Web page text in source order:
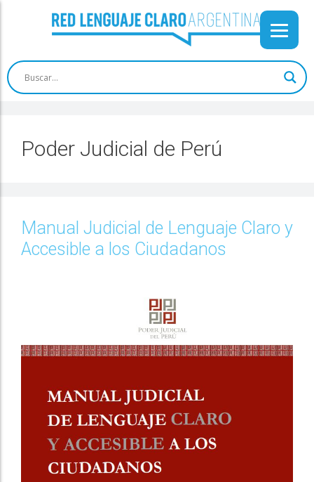
Poder Judicial de Perú
Manual Judicial de Lenguaje Claro y
Accesible a los Ciudadanos